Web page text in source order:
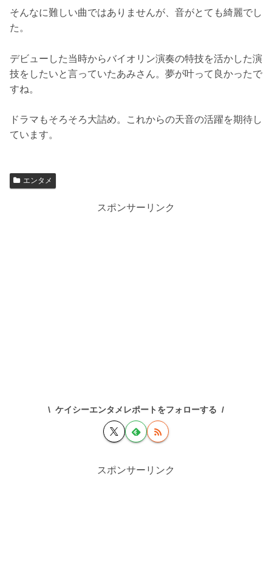
そんなに難しい曲ではありませんが、音がとても綺麗でし
た。
デビューした当時からバイオリン演奏の特技を活かした演
技をしたいと言っていたあみさん。夢が叶って良かったで
すね。
ドラマもそろそろ大詰め。これからの天音の活躍を期待し
ています。
エンタメ
スポンサーリンク
ケイシーエンタメレポートをフォローする
スポンサーリンク